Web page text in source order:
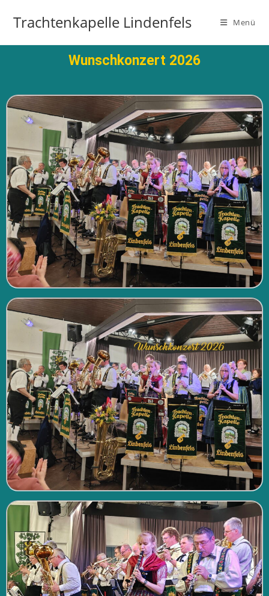
Trachtenkapelle Lindenfels Menü
Wunschkonzert 2026